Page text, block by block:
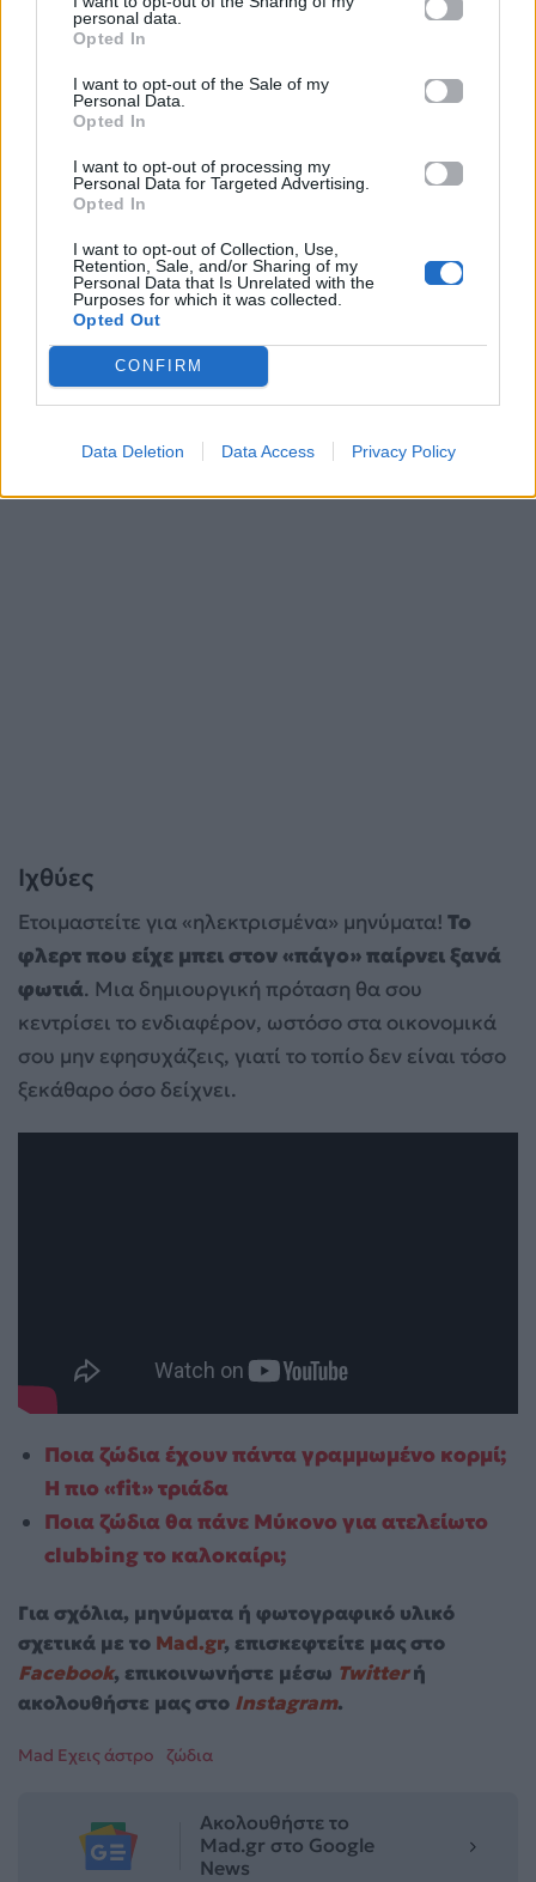
personal data.
Opted In
I want to opt-out of the Sale of my
Personal Data.
Opted In
I want to opt-out of processing my
Personal Data for Targeted Advertising.
Opted In
I want to opt-out of Collection, Use,
Retention, Sale, and/or Sharing of my
Personal Data that Is Unrelated with the
Purposes for which it was collected.
Opted Out
CONFIRM
Data Deletion Data Access Privacy Policy
Δυναμική επιστροφή στα επαγγελματικά!
σέβονται περισσότερο.
Μια πρόταση με
οικονομικό ενδιαφέρον χτυπά την πόρτα σου. Δώσε
μεγάλη προσοχή στις λεπτομέρειες πριν βάλεις την
υπογραφή σου.
Σκορπιός
Επιτέλους, μπαίνει μια τάξη στο χάος!
μια περίοδο «overloading», το πρόγραμμά σου
αρχίζει να ξεκαθαρίζει
ανταπόκριση για ταξίδι ή αίτηση που εκκρεμούσε,
αν και μια λανθασμένη πληροφορία μπορεί να
Ιχθύες
Ετοιμαστείτε για «ηλεκτρισμένα» μηνύματα! Το
φλερτ που είχε μπει στον «πάγο» παίρνει ξανά
φωτιά. Μια δημιουργική πρόταση θα σου
κεντρίσει το ενδιαφέρον, ωστόσο στα οικονομικά
σου μην εφησυχάζεις, γιατί το τοπίο δεν είναι τόσο
ξεκάθαρο όσο δείχνει.
Ποια ζώδια έχουν πάντα γραμμωμένο κορμί;
Η πιο «fit» τριάδα
Ποια ζώδια θα πάνε Μύκονο για ατελείωτο
clubbing το καλοκαίρι;
Για σχόλια, μηνύματα ή φωτογραφικό υλικό
σχετικά με το Mad.gr, επισκεφτείτε μας στο
Facebook, επικοινωνήστε μέσω Twitterή
ακολουθήστε μας στο Instagram.
Mad Εχεις άστρο ζώδια
Ακολουθήστε το
Mad.gr στο Google
News